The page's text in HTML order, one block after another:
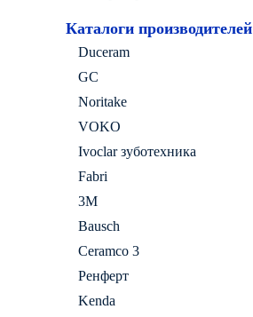
Каталоги производителей
Duceram
GC
Noritake
VOKO
Ivoclar зуботехника
Fabri
3M
Bausch
Ceramco 3
Ренферт
Kenda